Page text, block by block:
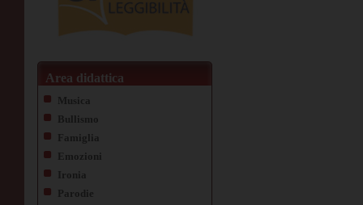
Area didattica
Musica
Bullismo
Famiglia
Emozioni
Ironia
Parodie